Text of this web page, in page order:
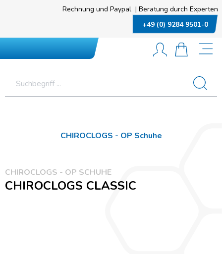
Rechnung und Paypal | Beratung durch Experten
+49 (0) 9284 9501-0
CHIROCLOGS - OP Schuhe
CHIROCLOGS - OP SCHUHE
CHIROCLOGS CLASSIC